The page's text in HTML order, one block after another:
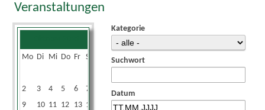
Veranstaltungen
Mo Di Mi Do Fr Sa
2
3 4 5 6 7
9
10 11 12 13 14
Kategorie
Suchwort
Datum